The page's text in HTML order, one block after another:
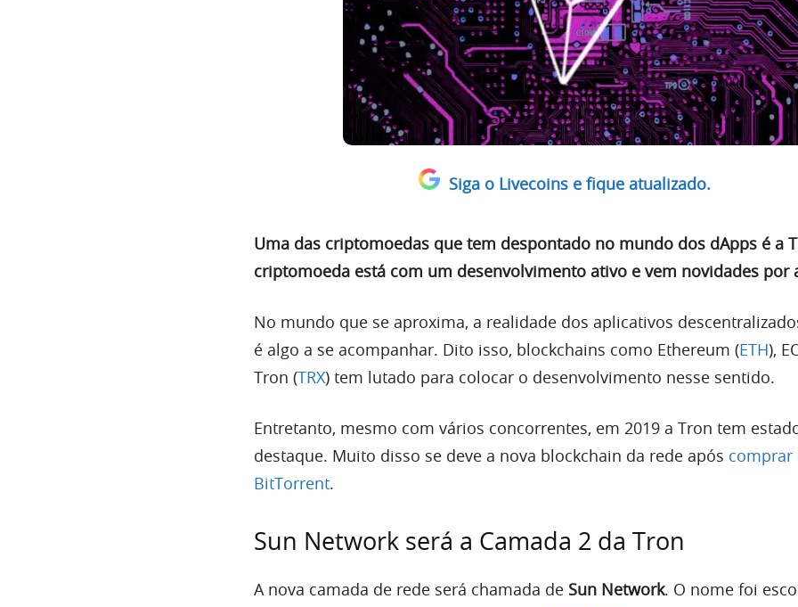
Siga o Livecoins e fique atualizado.
Uma das criptomoedas que tem despontado no mundo dos dApps é a
criptomoeda está com um desenvolvimento ativo e vem novidades por
No mundo que se aproxima, a realidade dos aplicativos
é algo a se acompanhar. Dito isso, blockchains como Ethereum (ETH),
Tron (TRX) tem lutado para colocar o desenvolvimento nesse sentido.
Entretanto, mesmo com vários concorrentes, em 2019 a Tron tem
destaque. Muito disso se deve a nova blockchain da rede após comprar
BitTorrent.
Sun Network será a Camada 2 da Tron
A nova camada de rede será chamada de Sun Network. O nome foi